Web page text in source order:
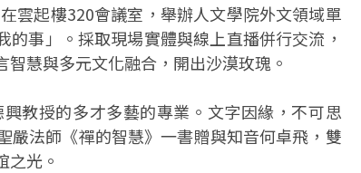
雲起樓320會議室，舉辦人文學院外文領域單
事」。採取現場實體與線上直播併行交流，
慧與多元文化融合，開出沙漠玫瑰。
教授的多才多藝的專業。文字因緣，不可思
嚴法師《禪的智慧》一書贈與知音何卓飛，雙
之光。